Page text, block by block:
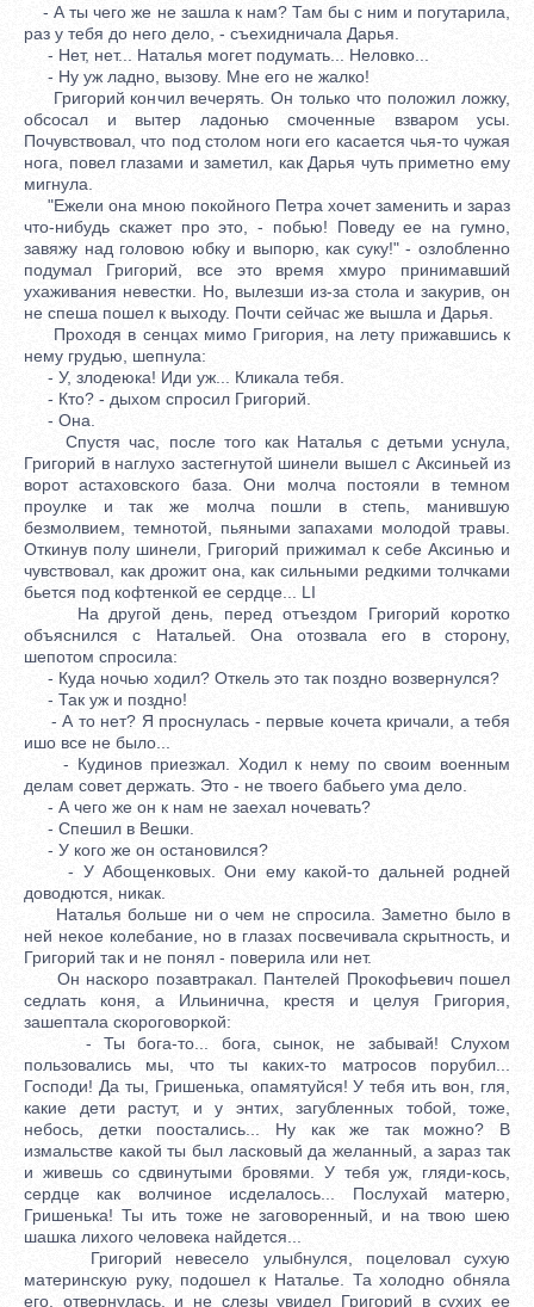
- А ты чего же не зашла к нам? Там бы с ним и погутарила,
раз у тебя до него дело, - съехидничала Дарья.
- Нет, нет... Наталья могет подумать... Неловко...
- Ну уж ладно, вызову. Мне его не жалко!
Григорий кончил вечерять. Он только что положил ложку,
обсосал и вытер ладонью смоченные взваром усы.
Почувствовал, что под столом ноги его касается чья-то чужая
нога, повел глазами и заметил, как Дарья чуть приметно ему
мигнула.
"Ежели она мною покойного Петра хочет заменить и зараз
что-нибудь скажет про это, - побью! Поведу ее на гумно,
завяжу над головою юбку и выпорю, как суку!" - озлобленно
подумал Григорий, все это время хмуро принимавший
ухаживания невестки. Но, вылезши из-за стола и закурив, он
не спеша пошел к выходу. Почти сейчас же вышла и Дарья.
Проходя в сенцах мимо Григория, на лету прижавшись к
нему грудью, шепнула:
- У, злодеюка! Иди уж... Кликала тебя.
- Кто? - дыхом спросил Григорий.
- Она.
Спустя час, после того как Наталья с детьми уснула,
Григорий в наглухо застегнутой шинели вышел с Аксиньей из
ворот астаховского база. Они молча постояли в темном
проулке и так же молча пошли в степь, манившую
безмолвием, темнотой, пьяными запахами молодой травы.
Откинув полу шинели, Григорий прижимал к себе Аксинью и
чувствовал, как дрожит она, как сильными редкими толчками
бьется под кофтенкой ее сердце... LI
На другой день, перед отъездом Григорий коротко
объяснился с Натальей. Она отозвала его в сторону,
шепотом спросила:
- Куда ночью ходил? Откель это так поздно возвернулся?
- Так уж и поздно!
- А то нет? Я проснулась - первые кочета кричали, а тебя
ишо все не было...
- Кудинов приезжал. Ходил к нему по своим военным
делам совет держать. Это - не твоего бабьего ума дело.
- А чего же он к нам не заехал ночевать?
- Спешил в Вешки.
- У кого же он остановился?
- У Абощенковых. Они ему какой-то дальней родней
доводются, никак.
Наталья больше ни о чем не спросила. Заметно было в
ней некое колебание, но в глазах посвечивала скрытность, и
Григорий так и не понял - поверила или нет.
Он наскоро позавтракал. Пантелей Прокофьевич пошел
седлать коня, а Ильинична, крестя и целуя Григория,
зашептала скороговоркой:
- Ты бога-то... бога, сынок, не забывай! Слухом
пользовались мы, что ты каких-то матросов порубил...
Господи! Да ты, Гришенька, опамятуйся! У тебя ить вон, гля,
какие дети растут, и у энтих, загубленных тобой, тоже,
небось, детки поостались... Ну как же так можно? В
измальстве какой ты был ласковый да желанный, а зараз так
и живешь со сдвинутыми бровями. У тебя уж, гляди-кось,
сердце как волчиное исделалось... Послухай матерю,
Гришенька! Ты ить тоже не заговоренный, и на твою шею
шашка лихого человека найдется...
Григорий невесело улыбнулся, поцеловал сухую
материнскую руку, подошел к Наталье. Та холодно обняла
его, отвернулась, и не слезы увидел Григорий в сухих ее